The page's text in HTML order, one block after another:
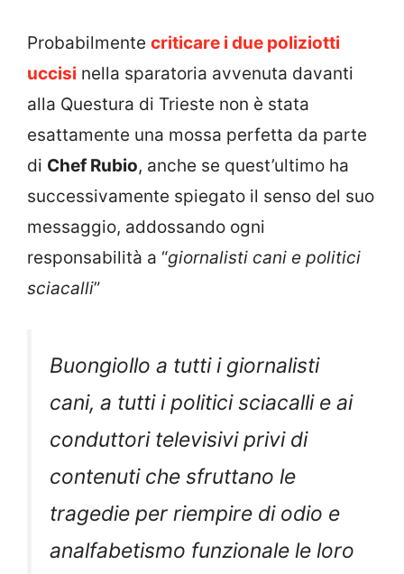
Probabilmente criticare i due poliziotti
uccisi nella sparatoria avvenuta davanti
alla Questura di Trieste non è stata
esattamente una mossa perfetta da parte
di Chef Rubio, anche se quest’ultimo ha
successivamente spiegato il senso del suo
messaggio, addossando ogni
responsabilità a “giornalisti cani e politici
sciacalli”
Buongiollo a tutti i giornalisti
cani, a tutti i politici sciacalli e ai
conduttori televisivi privi di
contenuti che sfruttano le
tragedie per riempire di odio e
analfabetismo funzionale le loro